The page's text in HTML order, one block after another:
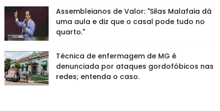
Assembleianos de Valor: "Silas Malafaia dá
uma aula e diz que o casal pode tudo no
quarto."
Técnica de enfermagem de MG é
denunciada por ataques gordofóbicos nas
redes; entenda o caso.